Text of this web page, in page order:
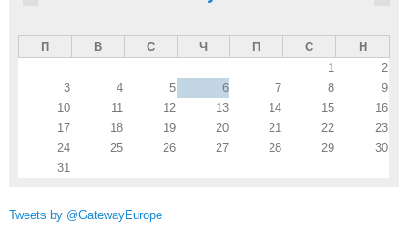
П В С Ч П С
Н
1
2
3
4 5 6 7 8
9
10
11 12 13 14 15
16
17
18 19 20 21 22
23
24
25 26 27 28 29
30
31
Tweets by @GatewayEurope